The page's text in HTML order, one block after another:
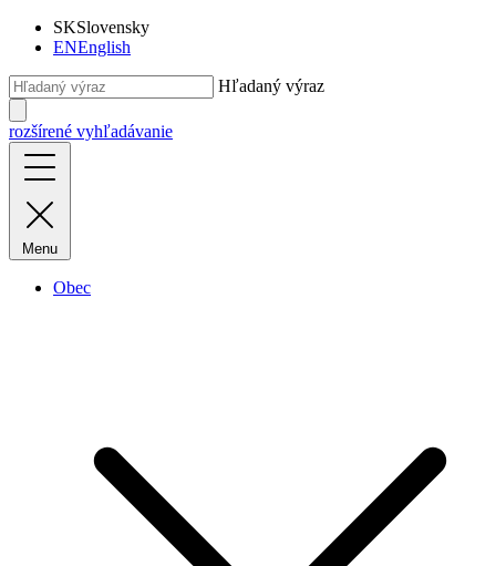
SKSlovensky
ENEnglish
Hľadaný výraz
rozšírené vyhľadávanie
Menu
Obec